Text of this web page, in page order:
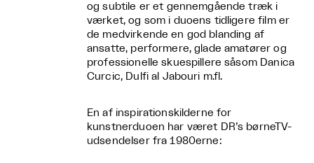
og subtile er et gennemgående træk i
værket, og som i duoens tidligere film er
de medvirkende en god blanding af
ansatte, performere, glade amatører og
professionelle skuespillere såsom Danica
Curcic, Dulfi al Jabouri m.fl.
En af inspirationskilderne for
kunstnerduoen har været DR’s børneTV-
udsendelser fra 1980erne: